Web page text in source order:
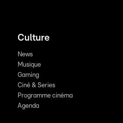
Culture
News
Musique
Gaming
Ciné & Series
Programme cinéma
Agenda